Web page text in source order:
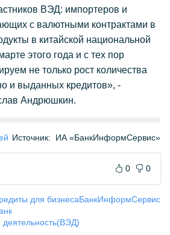
ВЭД: импортеров и
с валютными контрактами в
в китайской национальной
этого года и с тех пор
не только рост количества
и выданных кредитов», -
Андрюшкин.
Источник: ИА «БанкИнформСервис»
0 0
для бизнесаБанкИнформСервис